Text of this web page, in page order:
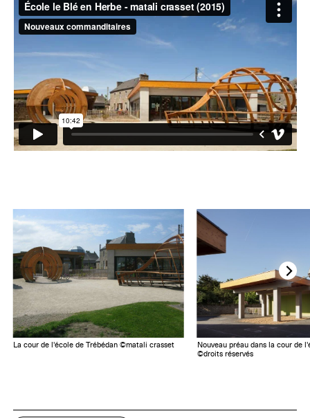
La cour de l'école de Trébédan ©matali crasset
Nouveau préau dans la cour de
©droits réservés